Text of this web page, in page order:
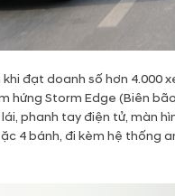
đạt doanh số hơn
Storm Edge (Biên
phanh tay điện tử, màn
4 bánh, đi kèm hệ